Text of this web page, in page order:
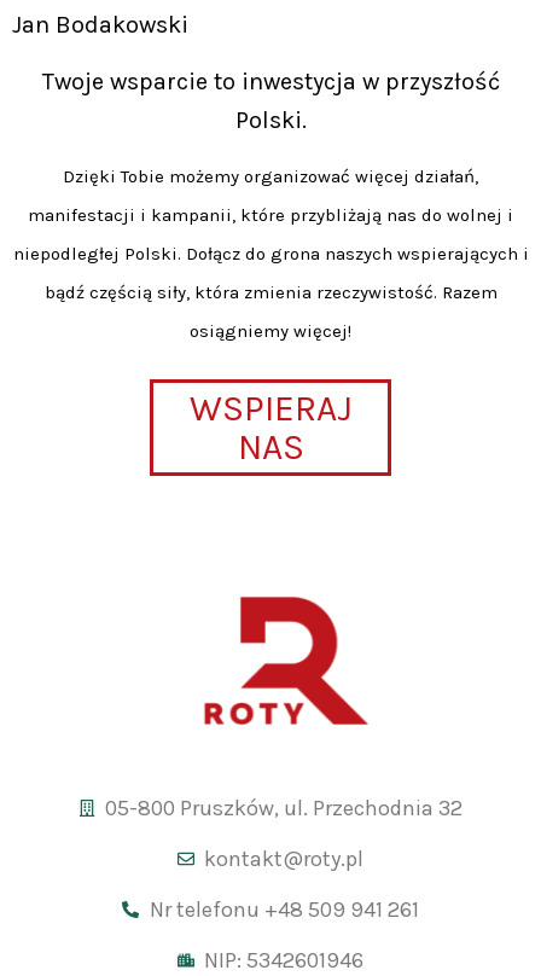
Jan Bodakowski
Twoje wsparcie to inwestycja w przyszłość
Polski.
Dzięki Tobie możemy organizować więcej działań,
manifestacji i kampanii, które przybliżają nas do wolnej i
niepodległej Polski. Dołącz do grona naszych wspierających i
bądź częścią siły, która zmienia rzeczywistość. Razem
osiągniemy więcej!
WSPIERAJ
NAS
05-800 Pruszków, ul. Przechodnia 32
kontakt@roty.pl
Nr telefonu +48 509 941 261
NIP: 5342601946